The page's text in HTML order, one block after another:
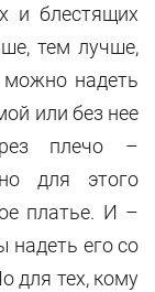
и блестящих
тем лучше,
надеть
или без нее
плечо –
для этого
платье. И –
надеть его со
для тех, кому